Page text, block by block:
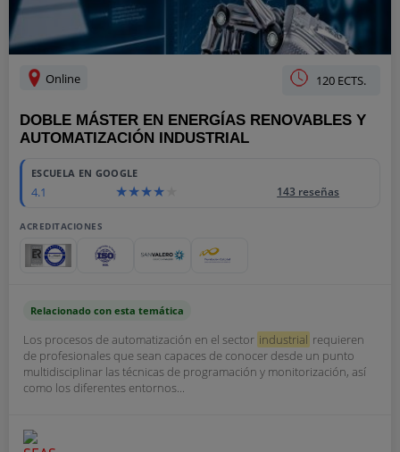
Online 120 ECTS.
DOBLE MÁSTER EN ENERGÍAS RENOVABLES Y
AUTOMATIZACIÓN INDUSTRIAL
ESCUELA EN GOOGLE
4.1 143 reseñas
ACREDITACIONES
Relacionado con esta temática
Los procesos de automatización en el sector industrial requieren
de profesionales que sean capaces de conocer desde un punto
multidisciplinar las técnicas de programación y monitorización, así
como los diferentes entornos...